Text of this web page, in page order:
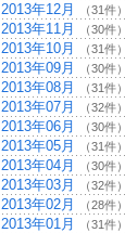
2013年12月 （31件）
2013年11月 （30件）
2013年10月 （31件）
2013年09月 （30件）
2013年08月 （31件）
2013年07月 （32件）
2013年06月 （30件）
2013年05月 （31件）
2013年04月 （30件）
2013年03月 （32件）
2013年02月 （28件）
2013年01月 （31件）